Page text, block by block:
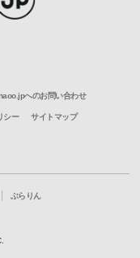
へのお問い合わせ
シー サイトマップ
ぶらりん